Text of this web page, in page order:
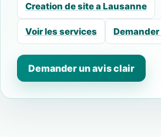
Creation de site a Lausanne
Voir les services
Demander un avis clair